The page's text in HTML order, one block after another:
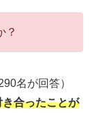
？
名が回答）
合ったことが